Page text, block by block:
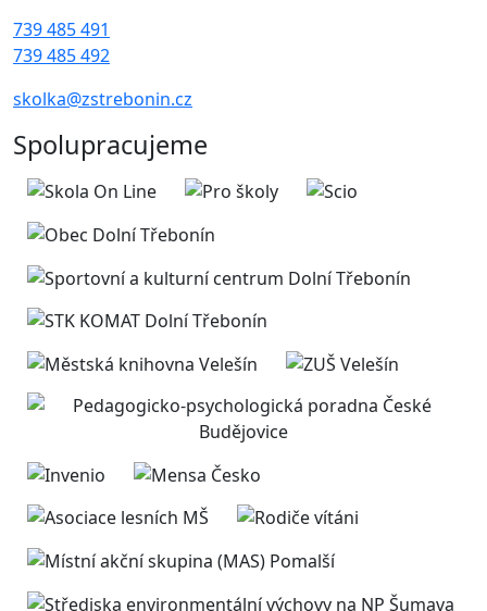
739 485 491
739 485 492
skolka@zstrebonin.cz
Spolupracujeme